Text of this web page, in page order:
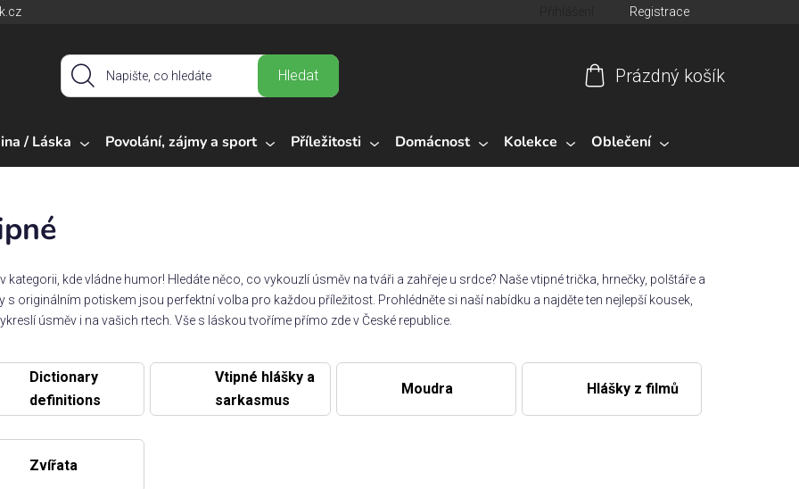
Registrace
Hledat
košík
Prázdný košík
/ Láska Povolání, zájmy a sport Příležitosti Domácnost Kolekce Oblečení
kategorii, kde vládne humor! Hledáte něco, co vykouzlí úsměv na tváři a zahřeje u srdce? Naše vtipné trička, hrnečky, polštáře a
s originálním potiskem jsou perfektní volba pro každou příležitost. Prohlédněte si naší nabídku a najděte ten nejlepší kousek,
úsměv i na vašich rtech. Vše s láskou tvoříme přímo zde v České republice.
Dictionary
definitions
Vtipné hlášky a
sarkasmus
Moudra Hlášky z filmů
Zvířata